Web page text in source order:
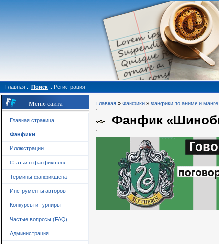
Главная :: Поиск :: Регистрация
Меню сайта
Главная страница
Фанфики
Иллюстрации
Статьи о фанфикшене
Термины фанфикшена
Инструменты авторов
Конкурсы и турниры
Частые вопросы (FAQ)
Администрация
Главная » Фанфики » Фанфики по аниме и манге
Фанфик